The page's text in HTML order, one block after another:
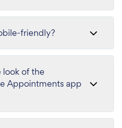
friendly?
look of the
Appointments app